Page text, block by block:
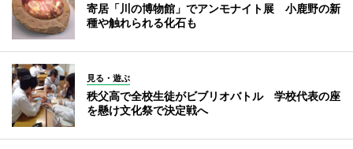
寄居「川の博物館」でアンモナイト展 小鹿野の新
種や触れられる化石も
見る・遊ぶ
秩父高で全校生徒がビブリオバトル 学校代表の座
を懸け文化祭で決定戦へ